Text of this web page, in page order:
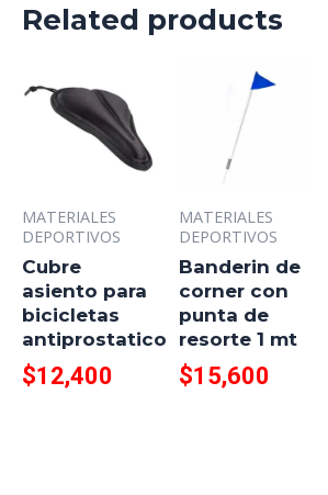
Related products
MATERIALES
DEPORTIVOS
Cubre
asiento para
bicicletas
antiprostatico
$12,400
MATERIALES
DEPORTIVOS
Banderin de
corner con
punta de
resorte 1 mt
$15,600